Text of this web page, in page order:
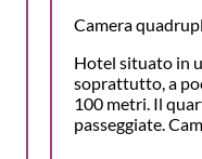
Camera
Hotel situato in
soprattutto, a
100 metri. Il
passeggiate.